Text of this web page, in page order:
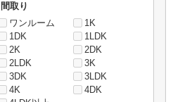
間取り
ワンルーム
1K
1DK
1LDK
2K
2DK
2LDK
3K
3DK
3LDK
4K
4DK